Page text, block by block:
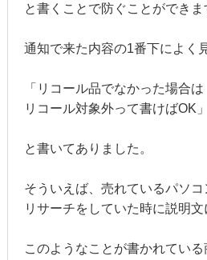
と書くことで防ぐことができま
通知で来た内容の1番下によく
「リコール品でなかった場合は
リコール対象外って書けばOK」
と書いてありました。
そういえば、売れているパソコ
リサーチをしていた時に説明文
このようなことが書かれてい